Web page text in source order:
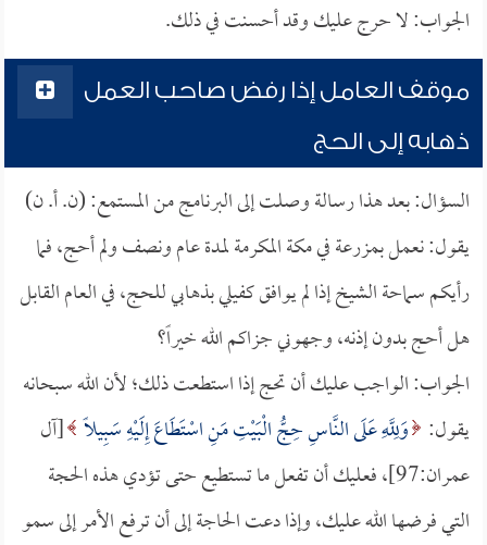
الجواب: لا حرج عليك وقد أحسنت في ذلك.
موقف العامل إذا رفض صاحب العمل
ذهابه إلى الحج
السؤال: بعد هذا رسالة وصلت إلى البرنامج من المستمع: (ن. أ. ن)
يقول: نعمل بمزرعة في مكة المكرمة لمدة عام ونصف ولم أحج، فما
رأيكم سماحة الشيخ إذا لم يوافق كفيلي بذهابي للحج، في العام القابل
هل أحج بدون إذنه، وجهوني جزاكم الله خيراً؟
الجواب: الواجب عليك أن تحج إذا استطعت ذلك؛ لأن الله سبحانه
يقول: وَلِلَّهِ عَلَى النَّاسِ حِجُّ الْبَيْتِ مَنِ اسْتَطَاعَ إِلَيْهِ سَبِيلًا [آل
عمران:97]، فعليك أن تفعل ما تستطيع حتى تؤدي هذه الحجة
التي فرضها الله عليك، وإذا دعت الحاجة إلى أن ترفع الأمر إلى سمو